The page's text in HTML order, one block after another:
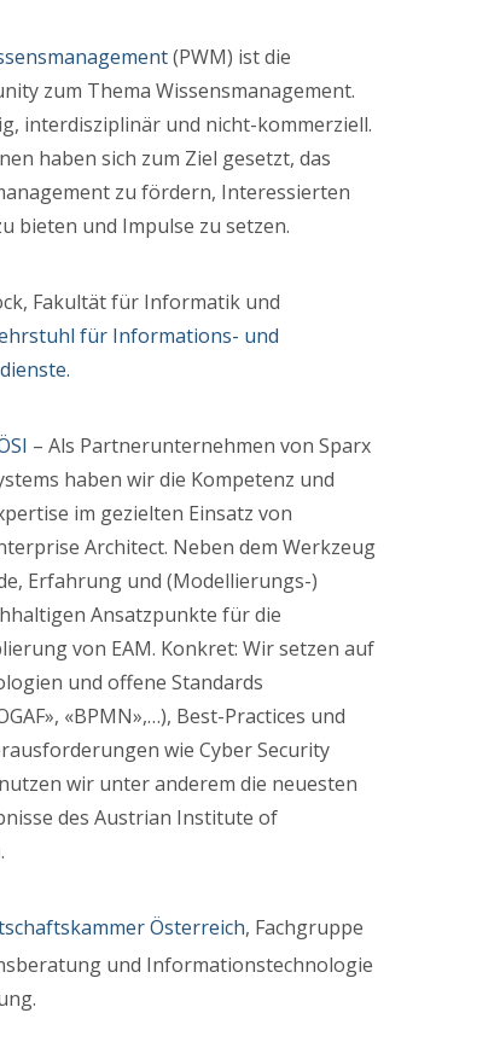
(PWM) ist die
zum Thema Wissensmanagement.
interdisziplinär und nicht-kommerziell.
haben sich zum Ziel gesetzt, das
zu fördern, Interessierten
bieten und Impulse zu setzen.
Fakultät für Informatik und
für Informations- und
– Als Partnerunternehmen von Sparx
haben wir die Kompetenz und
im gezielten Einsatz von
Architect. Neben dem Werkzeug
Erfahrung und (Modellierungs-)
Ansatzpunkte für die
von EAM. Konkret: Wir setzen auf
und offene Standards
«BPMN»,…), Best-Practices und
wie Cyber Security
wir unter anderem die neuesten
des Austrian Institute of
Österreich, Fachgruppe
und Informationstechnologie